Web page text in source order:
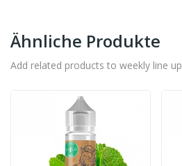
Ähnliche Produkte
Add related products to weekly line up